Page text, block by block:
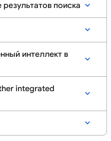
поиска
интеллект в
integrated